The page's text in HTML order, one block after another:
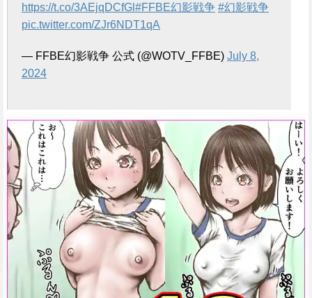
https://t.co/3AEjqDCfGl #FFBE幻影戦争 #幻影戦争
pic.twitter.com/ZJr6NDT1qA
— FFBE幻影戦争 公式 (@WOTV_FFBE) July 8,
2024